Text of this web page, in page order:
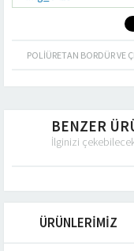
POLIÜRETAN BORDÜR VE
BENZER
İlginizi
ÜRÜNLERİMİZ